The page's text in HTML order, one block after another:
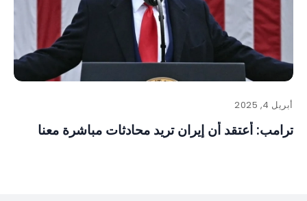
أبريل 4, 2025
ترامب: أعتقد أن إيران تريد محادثات مباشرة معنا